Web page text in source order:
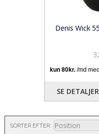
Denis Wick
SE DETALJER
SORTER EFTER